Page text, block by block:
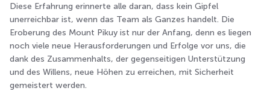
Diese Erfahrung erinnerte alle daran, dass kein Gipfel
unerreichbar ist, wenn das Team als Ganzes handelt. Die
Eroberung des Mount Pikuy ist nur der Anfang, denn es liegen
noch viele neue Herausforderungen und Erfolge vor uns, die
dank des Zusammenhalts, der gegenseitigen Unterstützung
und des Willens, neue Höhen zu erreichen, mit Sicherheit
gemeistert werden.